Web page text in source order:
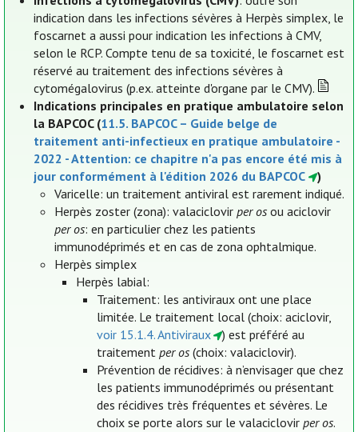
indication dans les infections sévères à Herpès simplex, le
foscarnet a aussi pour indication les infections à CMV,
selon le RCP. Compte tenu de sa toxicité, le foscarnet est
réservé au traitement des infections sévères à
cytomégalovirus (p.ex. atteinte d'organe par le CMV).
Indications principales en pratique ambulatoire selon
la BAPCOC (11.5. BAPCOC – Guide belge de
traitement anti-infectieux en pratique ambulatoire -
2022 - Attention: ce chapitre n'a pas encore été mis à
jour conformément à l'édition 2026 du BAPCOC
)
Varicelle: un traitement antiviral est rarement indiqué.
Herpès zoster (zona): valaciclovirper os ou aciclovir
per os: en particulier chez les patients
immunodéprimés et en cas de zona ophtalmique.
Herpès simplex
Herpès labial:
Traitement: les antiviraux ont une place
limitée. Le traitement local (choix: aciclovir,
voir 15.1.4. Antiviraux
) est préféré au
traitement per os(choix: valaciclovir).
Prévention de récidives: à n’envisager que chez
les patients immunodéprimés ou présentant
des récidives très fréquentes et sévères. Le
choix se porte alors sur le valaciclovir per os.